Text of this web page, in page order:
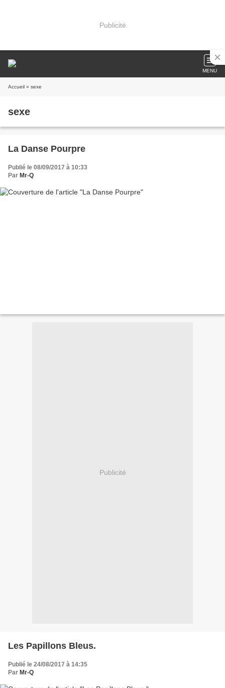
Publicité
MENU
Accueil » sexe
sexe
La Danse Pourpre
Publié le 08/09/2017 à 10:33
Par Mr-Q
Publicité
Les Papillons Bleus.
Publié le 24/08/2017 à 14:35
Par Mr-Q